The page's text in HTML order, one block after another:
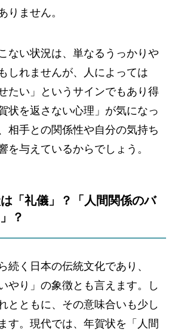
りません。
ない状況は、単なるうっかりや
しれませんが、人によっては
たい」というサインでもあり得
状を返さない心理」が気になっ
相手との関係性や自分の気持ち
を与えているからでしょう。
「礼儀」？「人間関係のバ
？
続く日本の伝統文化であり、
やり」の象徴とも言えます。し
とともに、その意味合いも少し
す。現代では、年賀状を「人間